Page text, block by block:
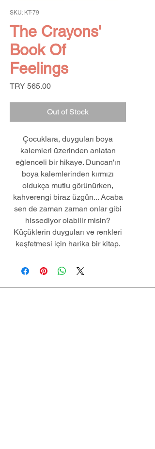
SKU: KT-79
The Crayons'
Book Of
Feelings
TRY 565.00Price
Out of Stock
Çocuklara, duyguları boya
kalemleri üzerinden anlatan
eğlenceli bir hikaye. Duncan'ın
boya kalemlerinden kırmızı
oldukça mutlu görünürken,
kahverengi biraz üzgün... Acaba
sen de zaman zaman onlar gibi
hissediyor olabilir misin?
Küçüklerin duyguları ve renkleri
keşfetmesi için harika bir kitap.